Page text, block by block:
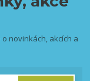
novinkách, akcích a